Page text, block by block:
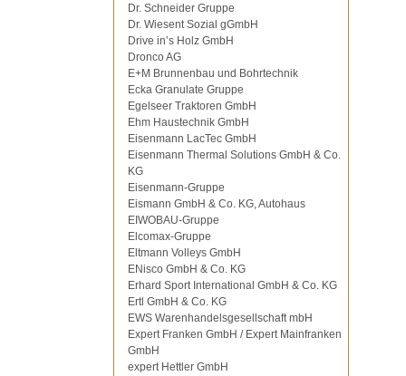
Dr. Schneider Gruppe
Dr. Wiesent Sozial gGmbH
Drive in’s Holz GmbH
Dronco AG
E+M Brunnenbau und Bohrtechnik
Ecka Granulate Gruppe
Egelseer Traktoren GmbH
Ehm Haustechnik GmbH
Eisenmann LacTec GmbH
Eisenmann Thermal Solutions GmbH & Co.
KG
Eisenmann-Gruppe
Eismann GmbH & Co. KG, Autohaus
EIWOBAU-Gruppe
Elcomax-Gruppe
Eltmann Volleys GmbH
ENisco GmbH & Co. KG
Erhard Sport International GmbH & Co. KG
Ertl GmbH & Co. KG
EWS Warenhandelsgesellschaft mbH
Expert Franken GmbH / Expert Mainfranken
GmbH
expert Hettler GmbH